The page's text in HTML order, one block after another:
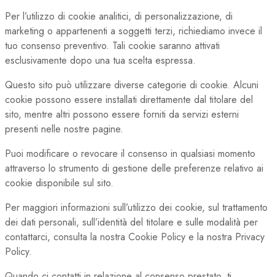
Per l’utilizzo di cookie analitici, di personalizzazione, di
marketing o appartenenti a soggetti terzi, richiediamo invece il
tuo consenso preventivo. Tali cookie saranno attivati
esclusivamente dopo una tua scelta espressa.
Questo sito può utilizzare diverse categorie di cookie. Alcuni
cookie possono essere installati direttamente dal titolare del
sito, mentre altri possono essere forniti da servizi esterni
presenti nelle nostre pagine.
Puoi modificare o revocare il consenso in qualsiasi momento
attraverso lo strumento di gestione delle preferenze relativo ai
cookie disponibile sul sito.
Per maggiori informazioni sull’utilizzo dei cookie, sul trattamento
dei dati personali, sull’identità del titolare e sulle modalità per
contattarci, consulta la nostra Cookie Policy e la nostra Privacy
Policy.